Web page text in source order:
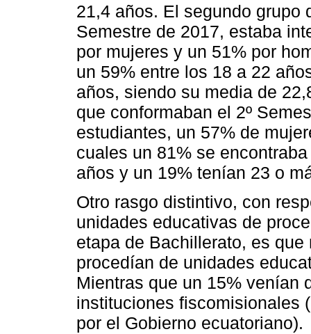
21,4 años. El segundo grupo
Semestre de 2017, estaba
por mujeres y un 51% por
un 59% entre los 18 a 22
años, siendo su media de
que conformaban el 2º
estudiantes, un 57% de
cuales un 81% se
años y un 19% tenían 23 o
Otro rasgo distintivo, con
unidades educativas de
etapa de Bachillerato, es
procedían de unidades
Mientras que un 15% venían
instituciones fiscomisionales
por el Gobierno ecuatoriano).